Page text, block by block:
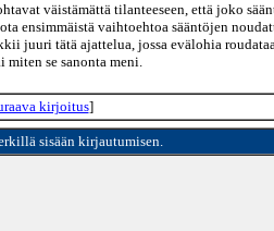
väistämättä tilanteeseen, että joko
ensimmäistä vaihtoehtoa sääntöjen
juuri tätä ajattelua, jossa evälohia
se sanonta meni.
kirjoitus]
sisään kirjautumisen.